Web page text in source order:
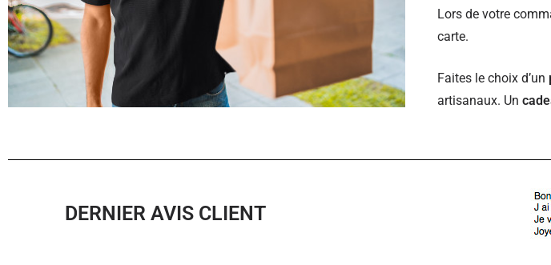
Lors de votre
carte.
Faites le choix d’un
artisanaux. Un
DERNIER AVIS CLIENT